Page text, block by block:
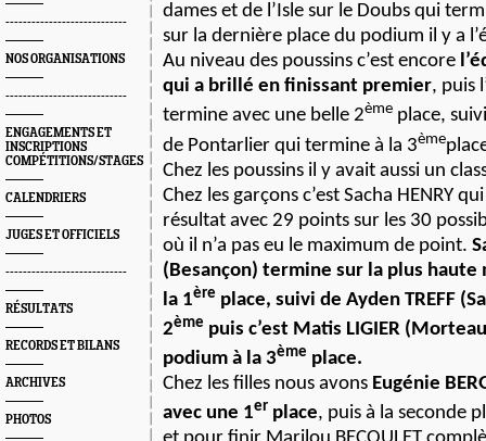
----------------------------
NOS ORGANISATIONS
----------------------------
ENGAGEMENTS ET
INSCRIPTIONS
COMPÉTITIONS/STAGES
CALENDRIERS
JUGES ET OFFICIELS
----------------------------
RÉSULTATS
RECORDS ET BILANS
ARCHIVES
PHOTOS
dames et de l’Isle sur le Doubs qui
sur la dernière place du podium il y a
Au niveau des poussins c’est encore
qui a brillé en finissant premier, puis
termine avec une belle 2ème place,
de Pontarlier qui termine à la 3ème
Chez les poussins il y avait aussi un
Chez les garçons c’est Sacha HENRY
résultat avec 29 points sur les 30
où il n’a pas eu le maximum de point.
(Besançon) termine sur la plus haute
la 1ère place, suivi de Ayden TREFF
2ème puis c’est Matis LIGIER
podium à la 3ème place.
Chez les filles nous avons Eugénie
avec une 1er place, puis à la seconde